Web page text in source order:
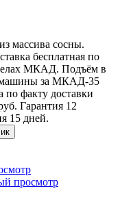
массива сосны.
бесплатная по
МКАД. Подъём в
машины за МКАД-35
факту доставки
Гарантия 12
15 дней.
просмотр